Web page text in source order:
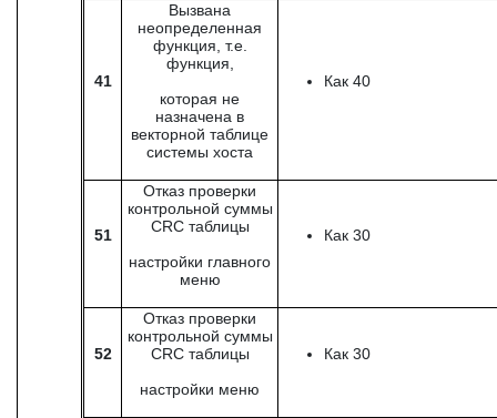
41
Вызвана
неопределенная
функция, т.е.
функция,
которая не
назначена в
векторной таблице
системы хоста
Как 40
51
Отказ проверки
контрольной суммы
CRC таблицы
настройки главного
меню
Как 30
52
Отказ проверки
контрольной суммы
CRC таблицы
настройки меню
Как 30